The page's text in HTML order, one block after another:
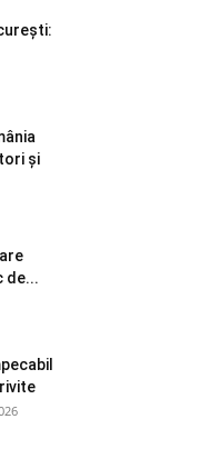
și
de...